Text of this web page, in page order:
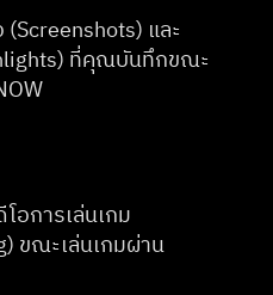
และ
ที่คุณบันทึกขณะ
อการเล่นเกม
ขณะเล่นเกมผ่าน